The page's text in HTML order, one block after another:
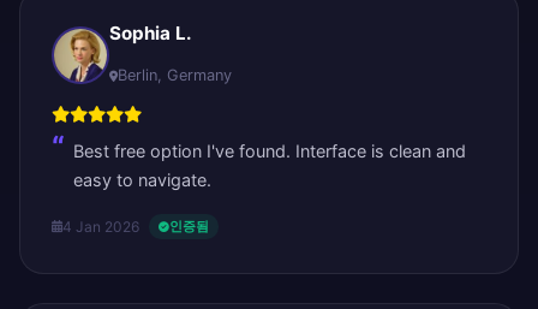
Sophia L.
Berlin, Germany
Best free option I've found. Interface is clean and
easy to navigate.
4 Jan 2026 인증됨